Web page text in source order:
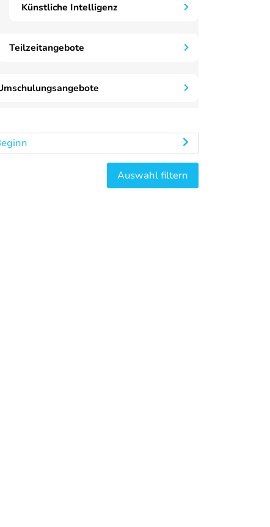
Künstliche Intelligenz
Teilzeitangebote